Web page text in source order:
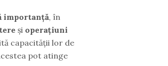
importanță, în
și operațiuni
capacității lor de
pot atinge